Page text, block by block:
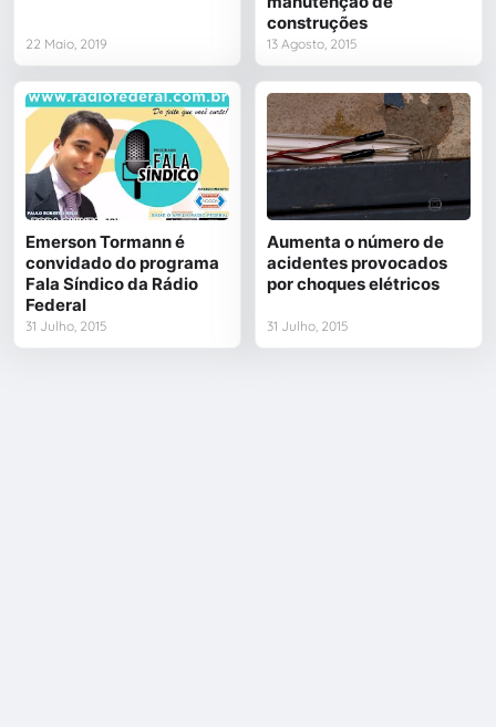
22 Maio, 2019
construções
13 Agosto, 2015
Emerson Tormann é
convidado do programa
Fala Síndico da Rádio
Federal
31 Julho, 2015
Aumenta o número de
acidentes provocados
por choques elétricos
31 Julho, 2015